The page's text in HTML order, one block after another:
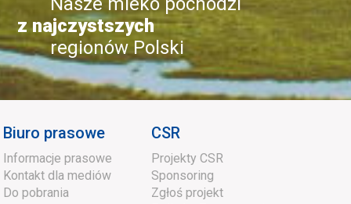
z najczystszych
regionów Polski
Biuro prasowe
Informacje prasowe
Kontakt dla mediów
Do pobrania
CSR
Projekty CSR
Sponsoring
Zgłoś projekt